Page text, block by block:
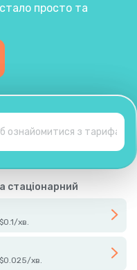
стало просто та
стаціонарний
$0.1/хв.
$0.025/хв.